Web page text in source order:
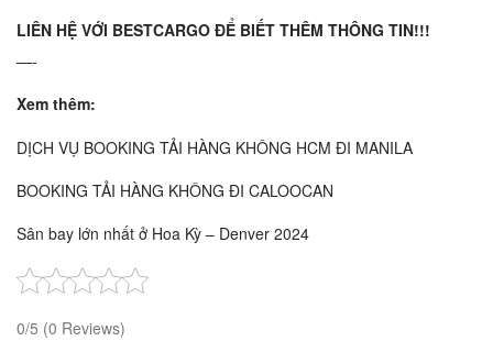
LIÊN HỆ VỚI BESTCARGO ĐỂ BIẾT THÊM THÔNG TIN!!!
—-
Xem thêm:
DỊCH VỤ BOOKING TẢI HÀNG KHÔNG HCM ĐI MANILA
BOOKING TẢI HÀNG KHÔNG ĐI CALOOCAN
Sân bay lớn nhất ở Hoa Kỳ – Denver 2024
0/5 (0 Reviews)